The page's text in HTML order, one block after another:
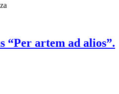
“Per artem ad alios”.